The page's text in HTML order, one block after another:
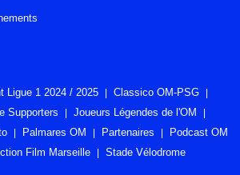
Ligue 1 2024 / 2025
Classico OM-PSG
Supporters
Joueurs Légendes de l'OM
Palmares OM Partenaires
Podcast OM
Film Marseille
Stade Vélodrome